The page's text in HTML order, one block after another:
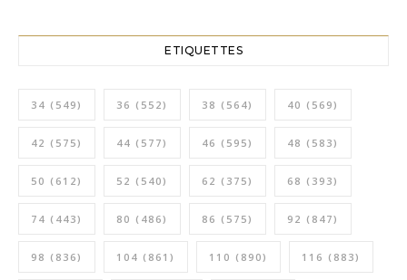
ETIQUETTES
34 (549) 36 (552) 38 (564) 40 (569)
42 (575) 44 (577) 46 (595) 48 (583)
50 (612) 52 (540) 62 (375) 68 (393)
74 (443) 80 (486) 86 (575) 92 (847)
98 (836) 104 (861) 110 (890) 116 (883)